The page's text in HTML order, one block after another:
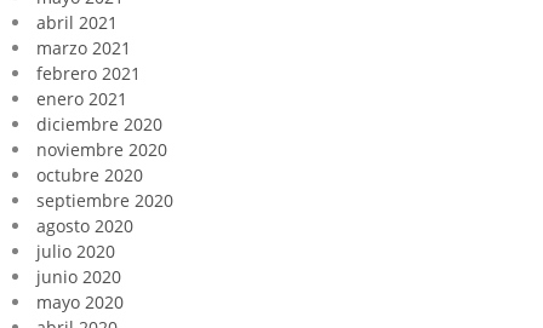
abril 2021
marzo 2021
febrero 2021
enero 2021
diciembre 2020
noviembre 2020
octubre 2020
septiembre 2020
agosto 2020
julio 2020
junio 2020
mayo 2020